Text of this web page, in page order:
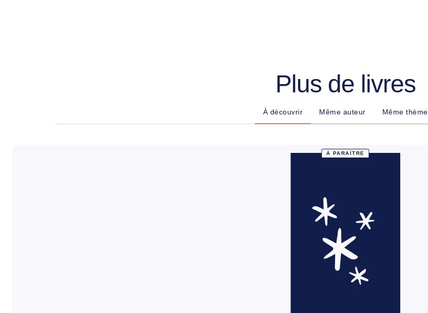
Plus de livres
À découvrir Même auteur Même thème
À PARAÎTRE